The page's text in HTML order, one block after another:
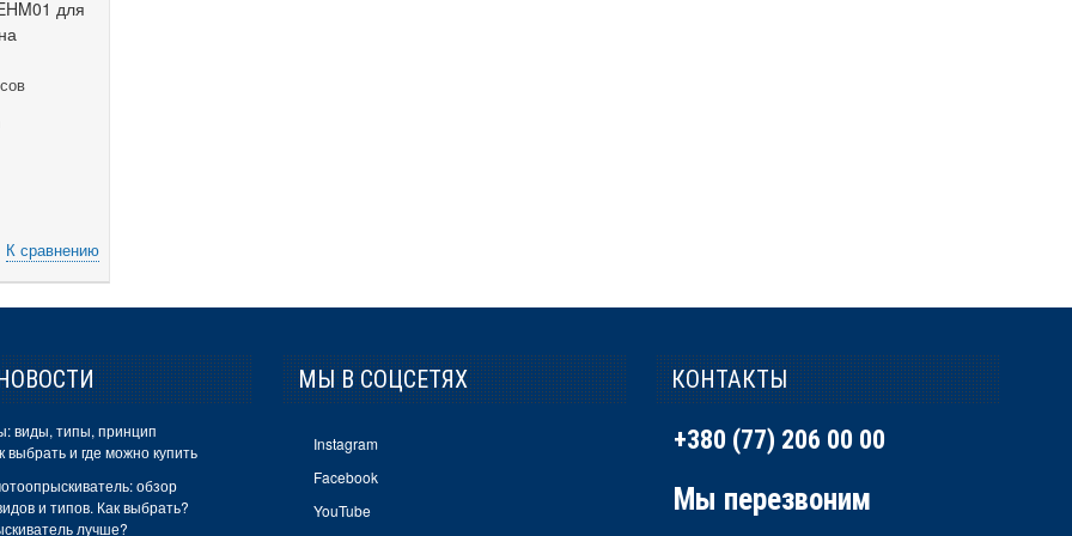
для
К сравнению
виды, типы, принцип
выбрать и где можно купить
обзор
и типов. Как выбрать?
лучше?
МЫ В СОЦСЕТЯХ
Instagram
Facebook
YouTube
КОНТАКТЫ
+380 (77) 206 00 00
Мы перезвоним